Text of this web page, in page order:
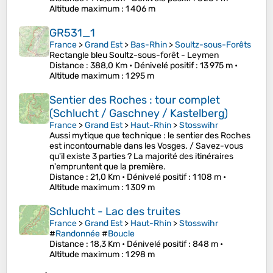
Altitude maximum : 1 406 m
GR531_1
France >Grand Est> Bas-Rhin >Soultz-sous-Forêts
Rectangle bleu Soultz-sous-forêt - Leymen
Distance : 388,0 Km • Dénivelé positif: 13 975 m •
Altitude maximum : 1 295 m
Sentier des Roches : tour complet
(Schlucht / Gaschney / Kastelberg)
France >Grand Est> Haut-Rhin >Stosswihr
Aussi mytique que technique : le sentier des Roches
est incontournable dans les Vosges. / Savez-vous
qu'il existe 3 parties ? La majorité des itinéraires
n'empruntent que la première.
Distance : 21,0 Km • Dénivelé positif: 1 108 m •
Altitude maximum : 1 309 m
Schlucht - Lac des truites
France >Grand Est> Haut-Rhin >Stosswihr
#Randonnée#Boucle
Distance : 18,3 Km • Dénivelé positif: 848 m •
Altitude maximum : 1 298 m